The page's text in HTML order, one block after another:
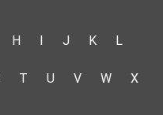
H I J K L
T U V W X